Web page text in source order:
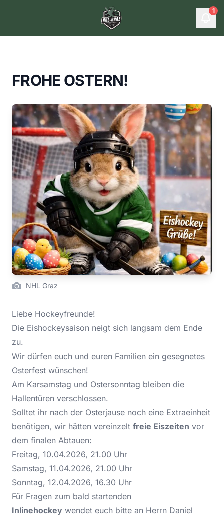
1
FROHE OSTERN!
NHL Graz
Liebe Hockeyfreunde!
Die Eishockeysaison neigt sich langsam dem Ende
zu.
Wir dürfen euch und euren Familien ein gesegnetes
Osterfest wünschen!
Am Karsamstag und Ostersonntag bleiben die
Hallentüren verschlossen.
Solltet ihr nach der Osterjause noch eine Extraeinheit
benötigen, wir hätten vereinzelt freie Eiszeiten vor
dem finalen Abtauen:
Freitag, 10.04.2026, 21.00 Uhr
Samstag, 11.04.2026, 21.00 Uhr
Sonntag, 12.04.2026, 16.30 Uhr
Für Fragen zum bald startenden
Inlinehockey wendet euch bitte an Herrn Daniel